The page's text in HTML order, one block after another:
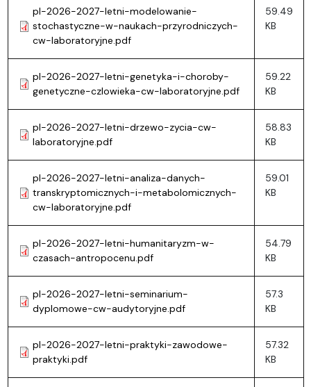
pl-2026-2027-letni-modelowanie-
stochastyczne-w-naukach-przyrodniczych-
cw-laboratoryjne.pdf
59.49
KB
pl-2026-2027-letni-genetyka-i-choroby-
genetyczne-czlowieka-cw-laboratoryjne.pdf
59.22
KB
pl-2026-2027-letni-drzewo-zycia-cw-
laboratoryjne.pdf
58.83
KB
pl-2026-2027-letni-analiza-danych-
transkryptomicznych-i-metabolomicznych-
cw-laboratoryjne.pdf
59.01
KB
pl-2026-2027-letni-humanitaryzm-w-
czasach-antropocenu.pdf
54.79
KB
pl-2026-2027-letni-seminarium-
dyplomowe-cw-audytoryjne.pdf
57.3
KB
pl-2026-2027-letni-praktyki-zawodowe-
praktyki.pdf
57.32
KB